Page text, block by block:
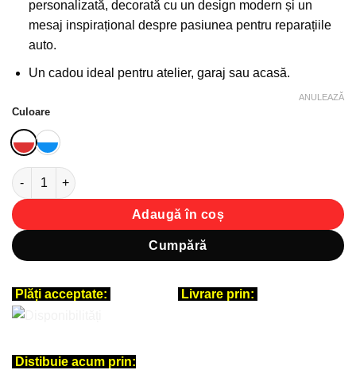
personalizată, decorată cu un design modern și un
mesaj inspirațional despre pasiunea pentru reparațiile
auto.
Un cadou ideal pentru atelier, garaj sau acasă.
Culoare
ANULEAZĂ
Cantitate Față de Pernă Personalizată - Cadou pentru Mecanic
Adaugă în coș
Cumpără
Plăți acceptate: Livrare prin:
Distibuie acum prin: